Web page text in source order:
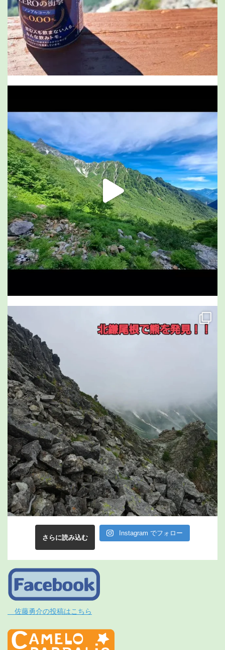
さらに読み込む
Instagram でフォロー
佐藤勇介の投稿はこちら